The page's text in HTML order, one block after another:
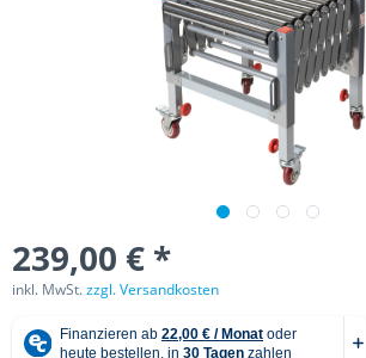
239,00 € *
inkl. MwSt.zzgl. Versandkosten